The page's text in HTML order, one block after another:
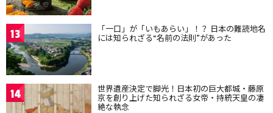
13 「一口」が「いもあらい」！？ 日本の難読地名
には知られざる“名前の法則”があった
14 世界遺産決定で脚光！日本初の巨大都城・藤原
京を創り上げた知られざる女帝・持統天皇の凄
絶な執念